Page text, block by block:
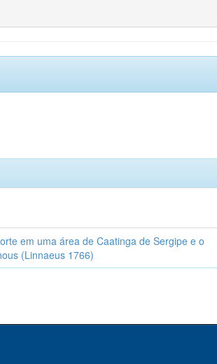
em uma área de Caatinga de Sergipe e o
(Linnaeus 1766)